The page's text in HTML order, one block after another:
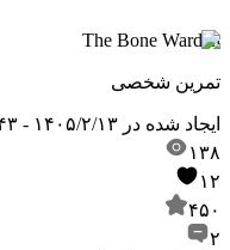
The Bone Warden
تمرین شخصی
ایجاد شده در ۱۴۰۵/۲/۱۳ - ۱۱:۴۳
۱۳۸
۱۲
۴۵۰
۲